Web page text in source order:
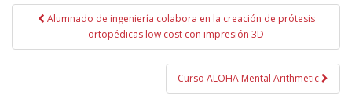
Navegación
entradas
Alumnado de ingeniería colabora en la creación de prótesis
ortopédicas low cost con impresión 3D
Curso ALOHA Mental Arithmetic